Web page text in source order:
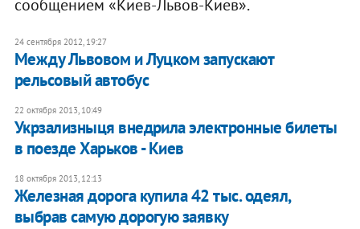
сообщением «Киев-Львов-Киев».
24 сентября 2012, 19:27
Между Львовом и Луцком запускают
рельсовый автобус
22 октября 2013, 10:49
Укрзализныця внедрила электронные билеты
в поезде Харьков - Киев
18 октября 2013, 12:13
Железная дорога купила 42 тыс. одеял,
выбрав самую дорогую заявку